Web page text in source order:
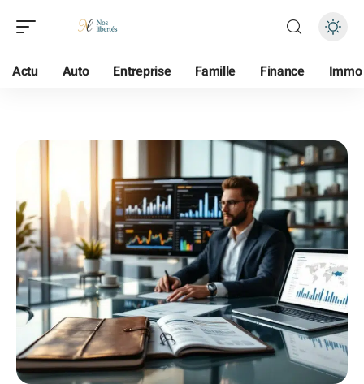
Actu Auto Entreprise Famille Finance Immo